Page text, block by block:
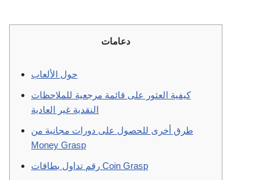
دعامات
حول الألعاب
كيفية العثور على قائمة مرجعية للملاحظات
النقدية غير العادية
طرق أخرى للحصول على دورات مجانية من
Money Grasp
رقم تداول بطاقات Coin Grasp